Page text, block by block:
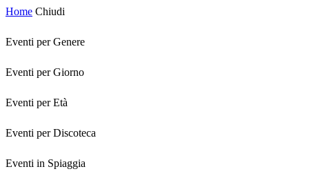
Home Chiudi
Eventi per Genere
Eventi per Giorno
Eventi per Età
Eventi per Discoteca
Eventi in Spiaggia